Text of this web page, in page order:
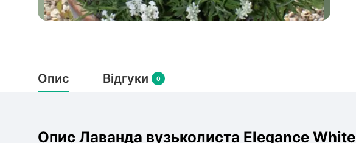
Опис Відгуки 0
Опис Лаванда вузьколиста Elegance White